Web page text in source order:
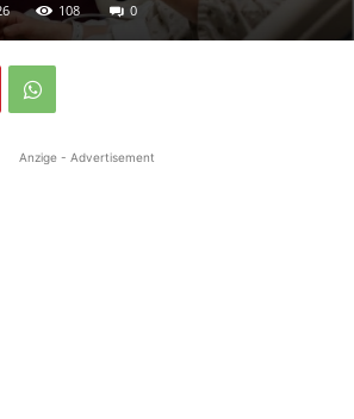
108 0
Anzige - Advertisement